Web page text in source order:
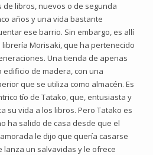
libros, nuevos o de segunda
años y una vida bastante
ese barrio. Sin embargo, es allí
Morisaki, que ha pertenecido
Una tienda de apenas
de madera, con una
que se utiliza como almacén. Es
tío de Tatako, que, entusiasta y
su vida a los libros. Pero Tatako es
ha salido de casa desde que el
le dijo que quería casarse
lanza un salvavidas y le ofrece